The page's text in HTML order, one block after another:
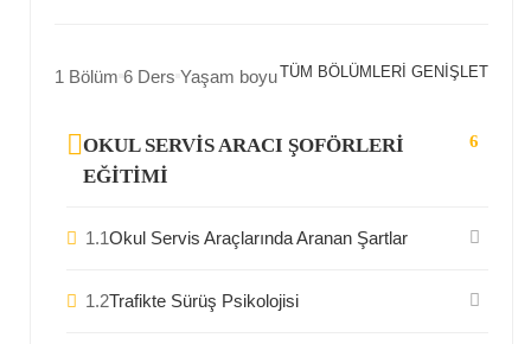
1 Bölüm 6 Ders Yaşam boyuTÜM BÖLÜMLERI GENIŞLET
OKUL SERVIS ARACI ŞOFÖRLERI
EĞITIMI
6
1.1Okul Servis Araçlarında Aranan Şartlar
1.2Trafikte Sürüş Psikolojisi